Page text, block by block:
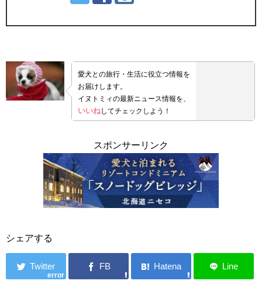
愛犬との旅行・生活に役立つ情報を
お届けします。
イヌトミィの最新ニュース情報を、
いいねしてチェックしよう！
スポンサーリンク
シェアする
error